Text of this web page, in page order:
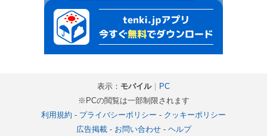
表示： モバイル｜ PC
※PCの閲覧は一部制限されます
利用規約 - プライバシーポリシー - クッキーポリシー
広告掲載- お問い合わせ- ヘルプ